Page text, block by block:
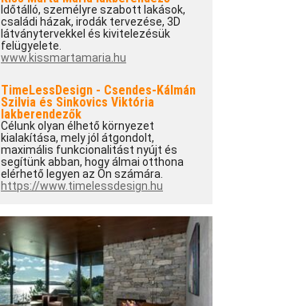
Időtálló, személyre szabott lakások,
családi házak, irodák tervezése, 3D
látványtervekkel és kivitelezésük
felügyelete.
www.kissmartamaria.hu
TimeLessDesign - Csendes-Kálmán
Szilvia és Sinkovics Viktória
lakberendezők
Célunk olyan élhető környezet
kialakítása, mely jól átgondolt,
maximális funkcionalitást nyújt és
segítünk abban, hogy álmai otthona
elérhető legyen az Ön számára.
https://www.timelessdesign.hu